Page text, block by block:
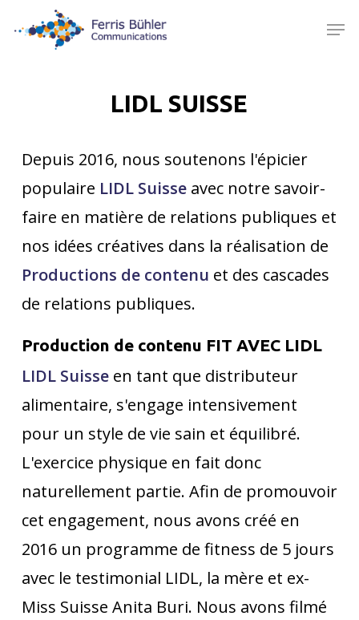
LIDL SUISSE
Depuis 2016, nous soutenons l'épicier
populaire LIDL Suisseavec notre savoir-
faire en matière de relations publiques et
nos idées créatives dans la réalisation de
Productions de contenu et des cascades
de relations publiques.
Production de contenu FIT AVEC LIDL
LIDL Suisseen tant que distributeur
alimentaire, s'engage intensivement
pour un style de vie sain et équilibré.
L'exercice physique en fait donc
naturellement partie. Afin de promouvoir
cet engagement, nous avons créé en
2016 un programme de fitness de 5 jours
avec le testimonial LIDL, la mère et ex-
Miss Suisse Anita Buri. Nous avons filmé